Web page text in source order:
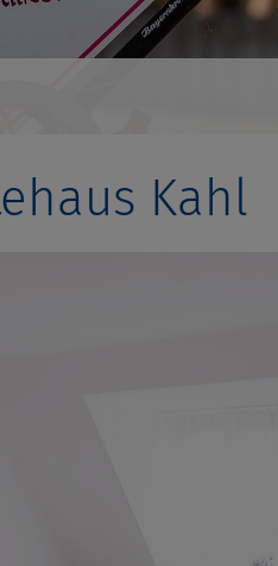
Kahl